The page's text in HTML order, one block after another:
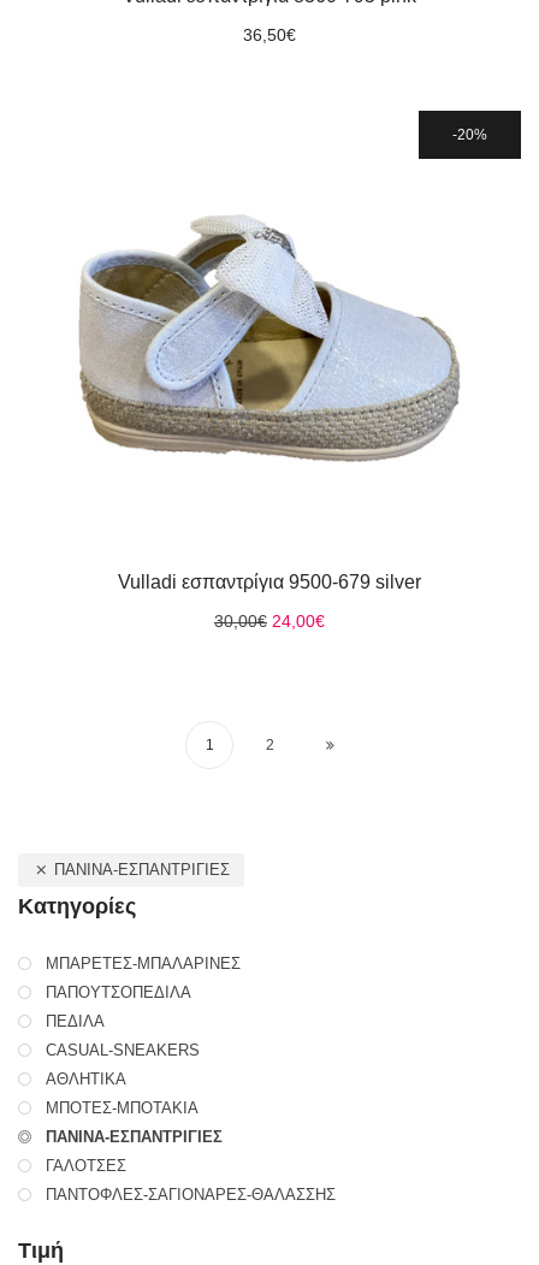
36,50€
20%
Vulladi εσπαντρίγια 9500-679 silver
30,00€ Original
24,00€Η
1 2
ΠΑΝΙΝΑ-ΕΣΠΑΝΤΡΙΓΙΕΣ
Κατηγορίες
ΜΠΑΡΕΤΕΣ-ΜΠΑΛΑΡΙΝΕΣ
ΠΑΠΟΥΤΣΟΠΕΔΙΛΑ
ΠΕΔΙΛΑ
CASUAL-SNEAKERS
ΑΘΛΗΤΙΚΑ
ΜΠΟΤΕΣ-ΜΠΟΤΑΚΙΑ
ΠΑΝΙΝΑ-ΕΣΠΑΝΤΡΙΓΙΕΣ
ΓΑΛΟΤΣΕΣ
ΠΑΝΤΟΦΛΕΣ-ΣΑΓΙΟΝΑΡΕΣ-ΘΑΛΑΣΣΗΣ
Τιμή